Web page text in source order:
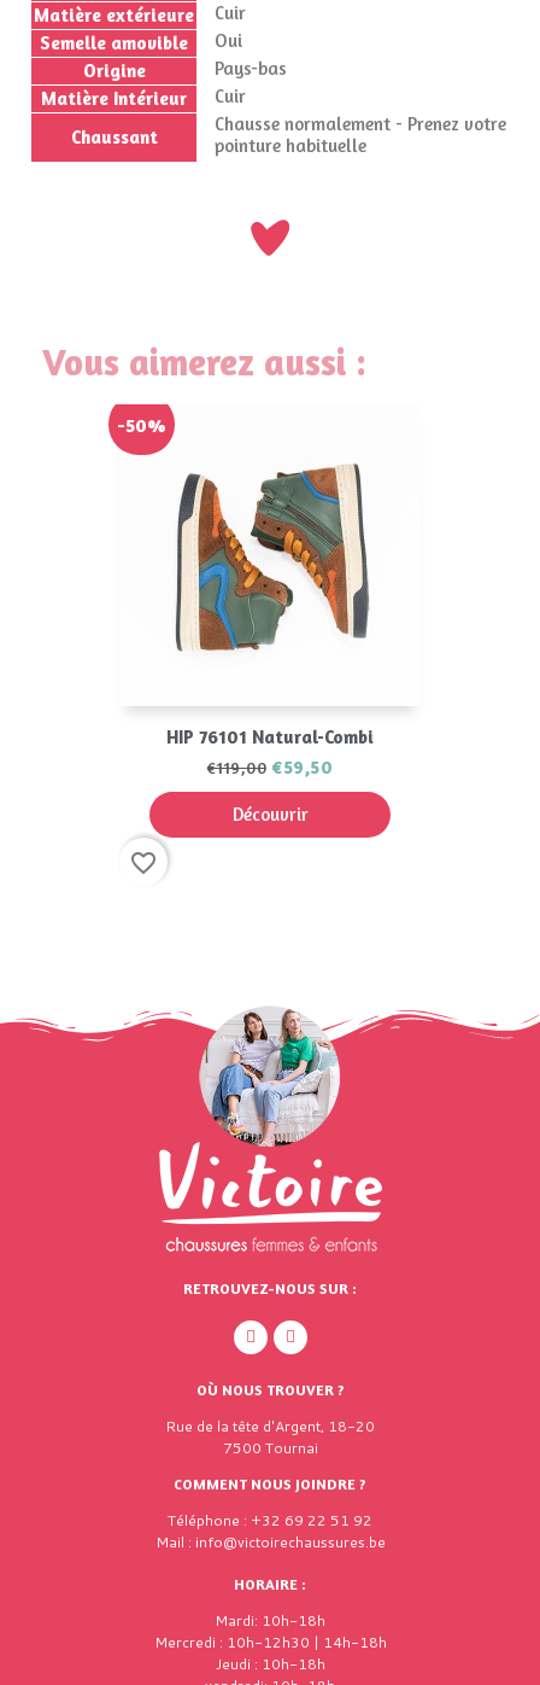
Matière extérieure
Cuir
Semelle amovible
Oui
Origine
Pays-bas
Matière Intérieur
Cuir
Chaussant
Chausse normalement - Prenez votre
pointure habituelle
Vous aimerez aussi :
HIP 76101 Natural-Combi
€119,00 €59,50
Découvrir
-50%
favorite_border
RETROUVEZ-NOUS SUR :
OÙ NOUS TROUVER ?
Rue de la tête d'Argent, 18-20
7500 Tournai
COMMENT NOUS JOINDRE ?
Téléphone : +32 69 22 51 92
Mail : info@victoirechaussures.be
HORAIRE :
Mardi: 10h-18h
Mercredi : 10h-12h30 | 14h-18h
Jeudi : 10h-18h